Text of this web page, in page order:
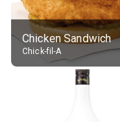
Chicken Sandwich
Chick-fil-A